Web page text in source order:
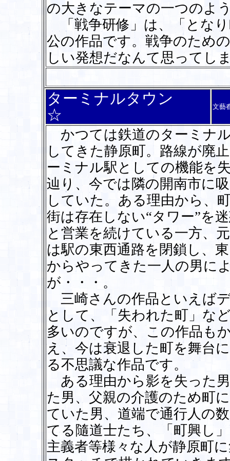
の大きなテーマの一つのよ
「戦争研修」は、「とな
公の作品です。戦争のため
しい発想だなんて思ってし
ターミナルタウン
☆
文藝
かつては鉄道のターミナ
してきた静原町。路線が廃
ーミナル駅としての機能を
辿り、今では隣の開南市に
していた。ある理由から、
街は存在しない“タワー”を
と営業を続けている一方、
は駅の東西通路を閉鎖し、
からやってきた一人の男に
が・・・。
三崎さんの作品といえば
として、「失われた町」な
多いのですが、この作品も
え、今は衰退した町を舞台
る不思議な作品です。
ある理由から影を失った
た男、父親の介護のため町
ていた男、道端で通行人の
てる隨道士たち、「町興し
主義者等様々な人が静原町